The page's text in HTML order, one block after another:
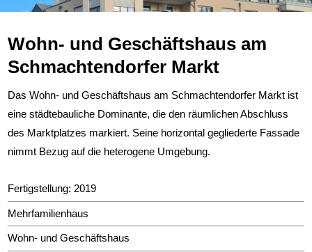
Wohn- und Geschäftshaus am
Schmachtendorfer Markt
Das Wohn- und Geschäftshaus am Schmachtendorfer Markt ist
eine städtebauliche Dominante, die den räumlichen Abschluss
des Marktplatzes markiert. Seine horizontal gegliederte Fassade
nimmt Bezug auf die heterogene Umgebung.
Fertigstellung: 2019
Mehrfamilienhaus
Wohn- und Geschäftshaus